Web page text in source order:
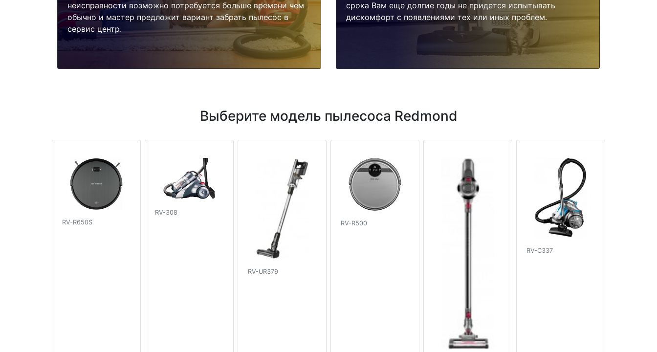
неисправности возможно потребуется больше времени чем
обычно и мастер предложит вариант забрать пылесос в
сервис центр.
срока Вам еще долгие годы не придется испытывать
дискомфорт с появлениями тех или иных проблем.
Выберите модель пылесоса Redmond
RV-R650S
RV-308
RV-UR379
RV-R500
RV-C337